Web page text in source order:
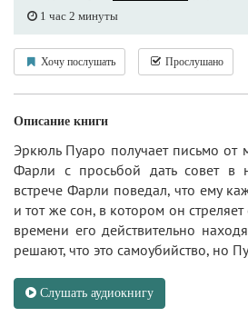
1 час 2 минуты
Хочу послушать Прослушано
Описание книги
Эркюль Пуаро получает письмо от
Фарли с просьбой дать совет в
встрече Фарли поведал, что ему
и тот же сон, в котором он
времени его действительно
решают, что это самоубийство, но
Слушать аудиокнигу